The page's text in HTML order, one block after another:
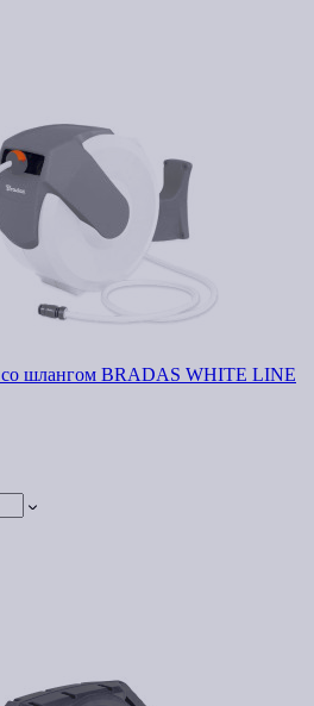
со шлангом BRADAS WHITE LINE